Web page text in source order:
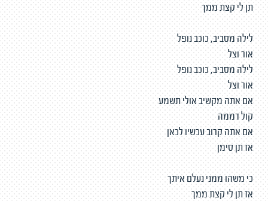
תן לי קצת ממך
לילה מסביב, כוכב נופל
אור וצל
לילה מסביב, כוכב נופל
אור וצל
אם אתה מקשיב אולי תשמע
קול דממה
אם אתה קרוב עכשיו לכאן
אז תן סימן
כי משהו ממני נעלם איתך
אז תן לי קצת ממך